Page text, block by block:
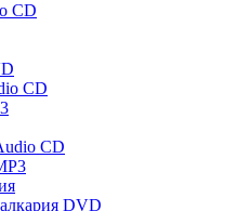
CD
CD
CD
DVD